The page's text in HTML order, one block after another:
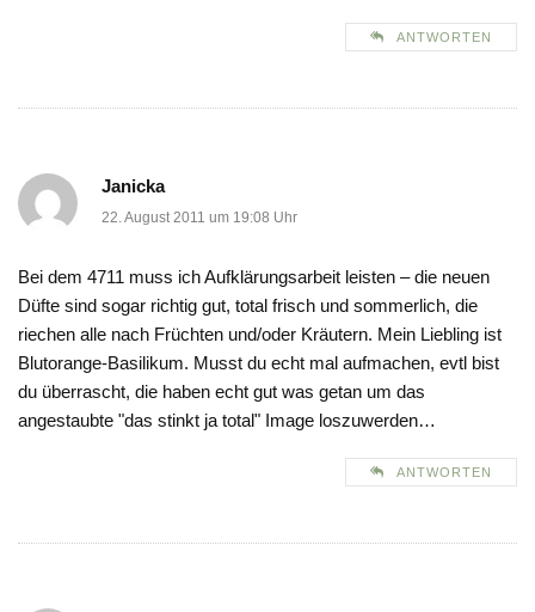
ANTWORTEN
Janicka
22. August 2011 um 19:08 Uhr
Bei dem 4711 muss ich Aufklärungsarbeit leisten – die neuen
Düfte sind sogar richtig gut, total frisch und sommerlich, die
riechen alle nach Früchten und/oder Kräutern. Mein Liebling ist
Blutorange-Basilikum. Musst du echt mal aufmachen, evtl bist
du überrascht, die haben echt gut was getan um das
angestaubte "das stinkt ja total" Image loszuwerden…
ANTWORTEN